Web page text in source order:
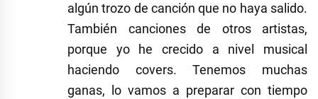
algún trozo de canción que no haya salido.
También canciones de otros artistas,
porque yo he crecido a nivel musical
haciendo covers. Tenemos muchas
ganas, lo vamos a preparar con tiempo